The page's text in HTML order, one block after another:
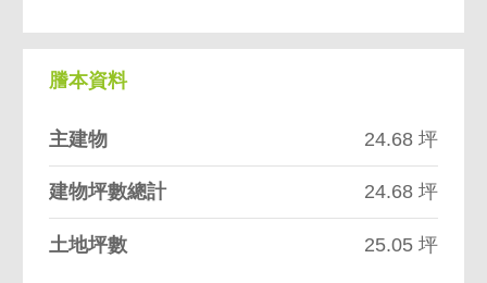
謄本資料
主建物 24.68 坪
建物坪數總計 24.68 坪
土地坪數 25.05 坪